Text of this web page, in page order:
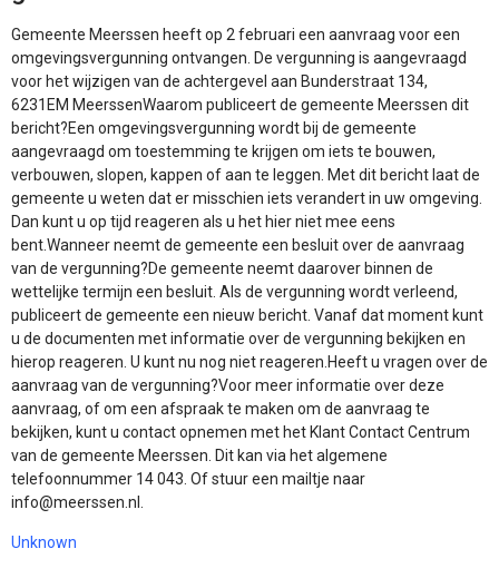
Gemeente Meerssen heeft op 2 februari een aanvraag voor een
omgevingsvergunning ontvangen. De vergunning is aangevraagd
voor het wijzigen van de achtergevel aan Bunderstraat 134,
6231EM MeerssenWaarom publiceert de gemeente Meerssen dit
bericht?Een omgevingsvergunning wordt bij de gemeente
aangevraagd om toestemming te krijgen om iets te bouwen,
verbouwen, slopen, kappen of aan te leggen. Met dit bericht laat de
gemeente u weten dat er misschien iets verandert in uw omgeving.
Dan kunt u op tijd reageren als u het hier niet mee eens
bent.Wanneer neemt de gemeente een besluit over de aanvraag
van de vergunning?De gemeente neemt daarover binnen de
wettelijke termijn een besluit. Als de vergunning wordt verleend,
publiceert de gemeente een nieuw bericht. Vanaf dat moment kunt
u de documenten met informatie over de vergunning bekijken en
hierop reageren. U kunt nu nog niet reageren.Heeft u vragen over de
aanvraag van de vergunning?Voor meer informatie over deze
aanvraag, of om een afspraak te maken om de aanvraag te
bekijken, kunt u contact opnemen met het Klant Contact Centrum
van de gemeente Meerssen. Dit kan via het algemene
telefoonnummer 14 043. Of stuur een mailtje naar
info@meerssen.nl.
Unknown